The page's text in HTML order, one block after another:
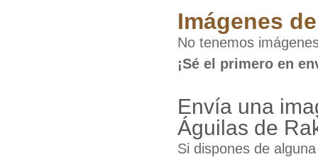
Imágenes
No tenemos
¡Sé el primero en
Envía una
Águilas de
Si dispones de